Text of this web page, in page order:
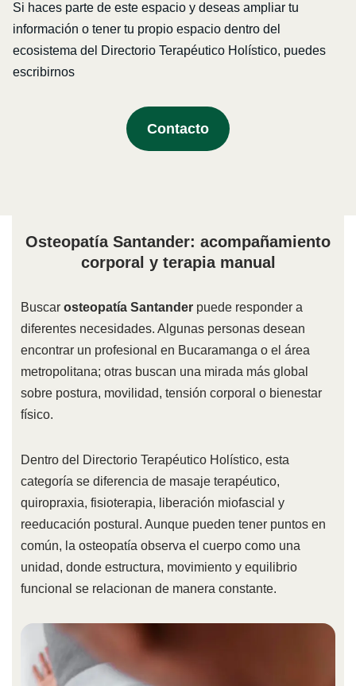
Si haces parte de este espacio y deseas ampliar tu
información o tener tu propio espacio dentro del
ecosistema del Directorio Terapéutico Holístico, puedes
escribirnos
Contacto
Osteopatía Santander: acompañamiento
corporal y terapia manual
Buscar osteopatía Santanderpuede responder a
diferentes necesidades. Algunas personas desean
encontrar un profesional en Bucaramanga o el área
metropolitana; otras buscan una mirada más global
sobre postura, movilidad, tensión corporal o bienestar
físico.
Dentro del Directorio Terapéutico Holístico, esta
categoría se diferencia de masaje terapéutico,
quiropraxia, fisioterapia, liberación miofascial y
reeducación postural. Aunque pueden tener puntos en
común, la osteopatía observa el cuerpo como una
unidad, donde estructura, movimiento y equilibrio
funcional se relacionan de manera constante.